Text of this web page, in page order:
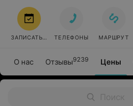
О нас Отзывы9239 Цены
ЗАПИСАТЬСЯ ТЕЛЕФОНЫ МАРШРУТ